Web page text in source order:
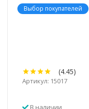
Выбор покупателей
(4.45)
Артикул: 15017
В наличии